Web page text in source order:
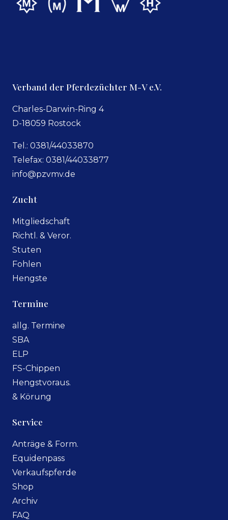
Verband der Pferdezüchter M-V e.V.
Charles-Darwin-Ring 4
D-18059 Rostock
Tel.: 0381/44033870
Telefax: 0381/44033877
info@pzvmv.de
Zucht
Mitgliedschaft
Richtl. & Veror.
Stuten
Fohlen
Hengste
Termine
allg. Termine
SBA
ELP
FS-Chippen
Hengstvoraus.
& Körung
Service
Anträge & Form.
Equidenpass
Verkaufspferde
Shop
Archiv
FAQ